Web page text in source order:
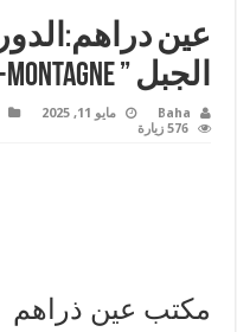
الجبل ” Ciné-montagne.
Baha مايو 11, 2025
576 زيارة
مكتب عين ذراهم